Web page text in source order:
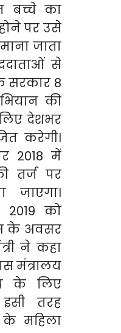
बच्चे का
पर उसे
जाता
से
सरकार 8
की
देशभर
करेगी।
2018 में
तर्ज पर
जाएगा।
2019 को
के अवसर
ने कहा
मंत्रालय
के लिए
तरह
के महिला